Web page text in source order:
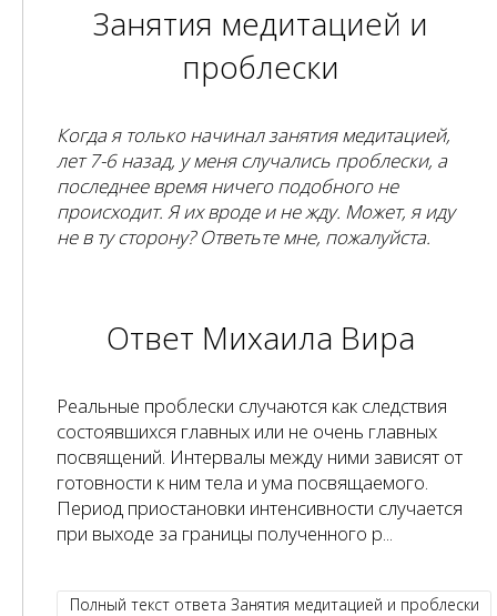
Занятия медитацией и
проблески
Когда я только начинал занятия медитацией,
лет 7-6 назад, у меня случались проблески, а
последнее время ничего подобного не
происходит. Я их вроде и не жду. Может, я иду
не в ту сторону? Ответьте мне, пожалуйста.
Ответ Михаила Вира
Реальные проблески случаются как следствия
состоявшихся главных или не очень главных
посвящений. Интервалы между ними зависят от
готовности к ним тела и ума посвящаемого.
Период приостановки интенсивности случается
при выходе за границы полученного р...
Полный текст ответа Занятия медитацией и проблески